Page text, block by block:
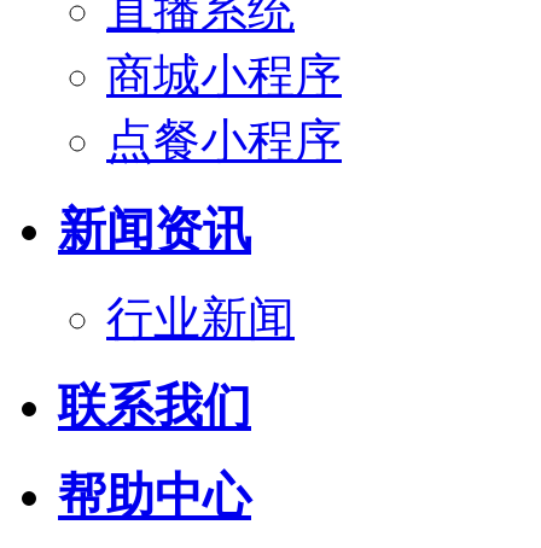
直播系统
商城小程序
点餐小程序
新闻资讯
行业新闻
联系我们
帮助中心